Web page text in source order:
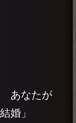
あなたが
婚」